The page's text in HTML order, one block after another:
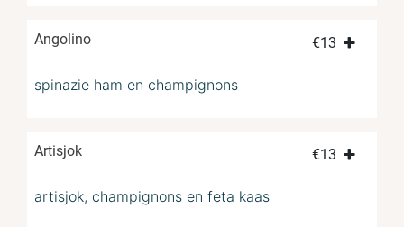
Angolino €13
spinazie ham en champignons
Artisjok €13
artisjok, champignons en feta kaas